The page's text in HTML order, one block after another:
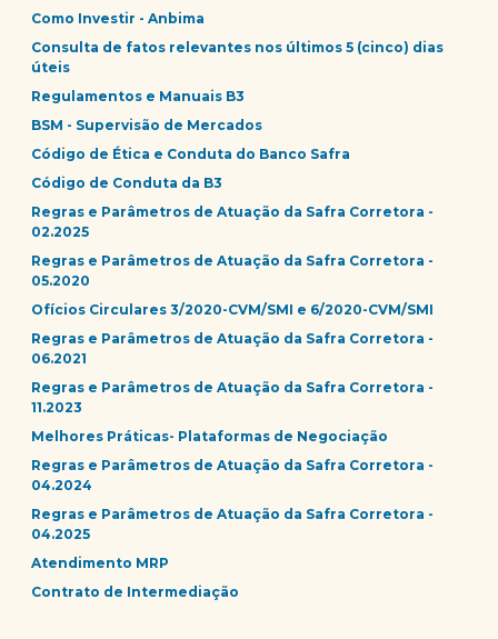
Como Investir - Anbima
Consulta de fatos relevantes nos últimos 5 (cinco) dias
úteis
Regulamentos e Manuais B3
BSM - Supervisão de Mercados
Código de Ética e Conduta do Banco Safra
Código de Conduta da B3
Regras e Parâmetros de Atuação da Safra Corretora -
02.2025
Regras e Parâmetros de Atuação da Safra Corretora -
05.2020
Ofícios Circulares 3/2020-CVM/SMI e 6/2020-CVM/SMI
Regras e Parâmetros de Atuação da Safra Corretora -
06.2021
Regras e Parâmetros de Atuação da Safra Corretora -
11.2023
Melhores Práticas- Plataformas de Negociação
Regras e Parâmetros de Atuação da Safra Corretora -
04.2024
Regras e Parâmetros de Atuação da Safra Corretora -
04.2025
Atendimento MRP
Contrato de Intermediação